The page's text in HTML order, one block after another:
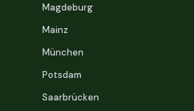
Magdeburg
Mainz
München
Potsdam
Saarbrücken